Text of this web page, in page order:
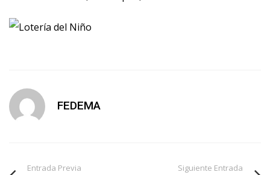
FEDEMA
Entrada Previa Siguiente Entrada